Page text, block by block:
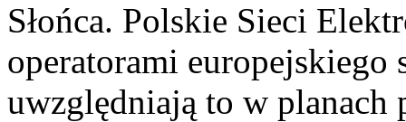
Słońca. Polskie Sieci
operatorami europejskiego
uwzględniają to w planach